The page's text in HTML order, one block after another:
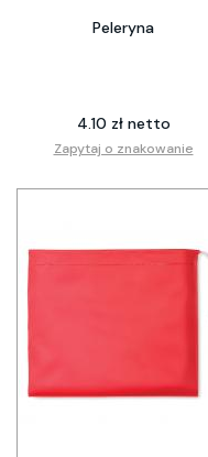
Peleryna
4.10 zł netto
Zapytaj o znakowanie